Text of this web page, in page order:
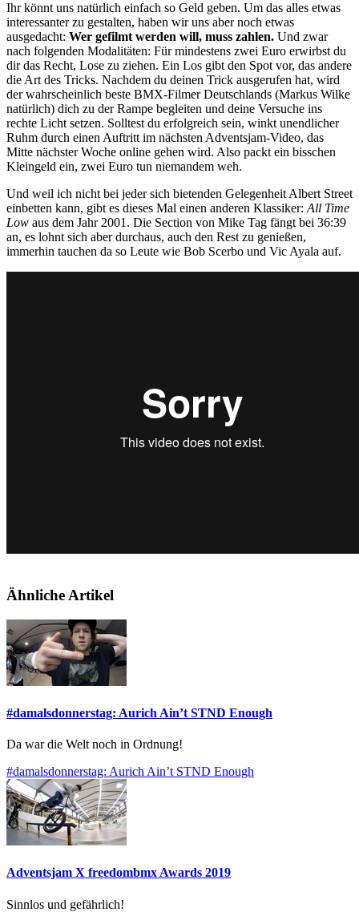
Ihr könnt uns natürlich einfach so Geld geben. Um das alles etwas
interessanter zu gestalten, haben wir uns aber noch etwas
ausgedacht: Wer gefilmt werden will, muss zahlen. Und zwar
nach folgenden Modalitäten: Für mindestens zwei Euro erwirbst du
dir das Recht, Lose zu ziehen. Ein Los gibt den Spot vor, das andere
die Art des Tricks. Nachdem du deinen Trick ausgerufen hat, wird
der wahrscheinlich beste BMX-Filmer Deutschlands (Markus Wilke
natürlich) dich zu der Rampe begleiten und deine Versuche ins
rechte Licht setzen. Solltest du erfolgreich sein, winkt unendlicher
Ruhm durch einen Auftritt im nächsten Adventsjam-Video, das
Mitte nächster Woche online gehen wird. Also packt ein bisschen
Kleingeld ein, zwei Euro tun niemandem weh.
Und weil ich nicht bei jeder sich bietenden Gelegenheit Albert Street
einbetten kann, gibt es dieses Mal einen anderen Klassiker: All Time
Low aus dem Jahr 2001. Die Section von Mike Tag fängt bei 36:39
an, es lohnt sich aber durchaus, auch den Rest zu genießen,
immerhin tauchen da so Leute wie Bob Scerbo und Vic Ayala auf.
Ähnliche Artikel
#damalsdonnerstag: Aurich Ain’t STND Enough
Da war die Welt noch in Ordnung!
#damalsdonnerstag: Aurich Ain’t STND Enough
Adventsjam X freedombmx Awards 2019
Sinnlos und gefährlich!